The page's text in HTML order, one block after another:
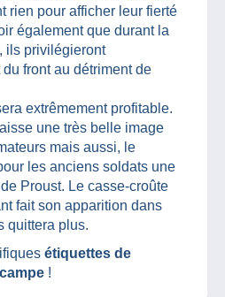
rien pour afficher leur fierté
également que durant la
ils privilégieront
du front au détriment de
extrêmement profitable.
une très belle image
mais aussi, le
les anciens soldats une
Proust. Le casse-croûte
fait son apparition dans
quittera plus.
étiquettes de
!